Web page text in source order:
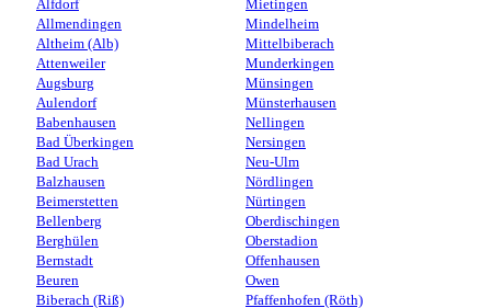
Alfdorf
Allmendingen
Altheim (Alb)
Attenweiler
Augsburg
Aulendorf
Babenhausen
Bad Überkingen
Bad Urach
Balzhausen
Beimerstetten
Bellenberg
Berghülen
Bernstadt
Beuren
Biberach (Riß)
Mietingen
Mindelheim
Mittelbiberach
Munderkingen
Münsingen
Münsterhausen
Nellingen
Nersingen
Neu-Ulm
Nördlingen
Nürtingen
Oberdischingen
Oberstadion
Offenhausen
Owen
Pfaffenhofen (Röth)